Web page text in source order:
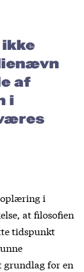
ikke
af
i
i
at filosofien
tidspunkt
for en